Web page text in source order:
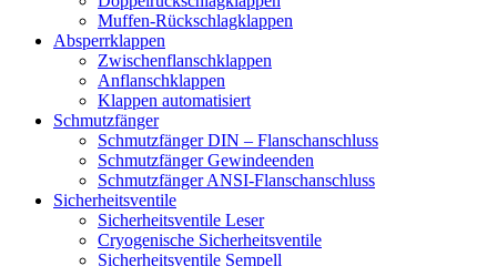
Muffen-Rückschlagklappen
Absperrklappen
Zwischenflanschklappen
Anflanschklappen
Klappen automatisiert
Schmutzfänger
Schmutzfänger DIN – Flanschanschluss
Schmutzfänger Gewindeenden
Schmutzfänger ANSI-Flanschanschluss
Sicherheitsventile
Sicherheitsventile Leser
Cryogenische Sicherheitsventile
Sicherheitsventile Sempell